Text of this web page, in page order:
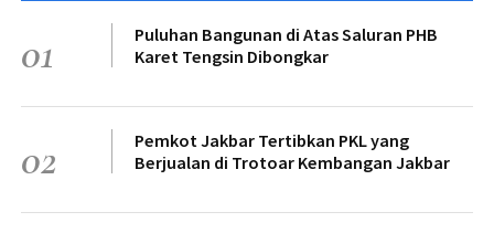
01
Puluhan Bangunan di Atas Saluran PHB
Karet Tengsin Dibongkar
02
Pemkot Jakbar Tertibkan PKL yang
Berjualan di Trotoar Kembangan Jakbar